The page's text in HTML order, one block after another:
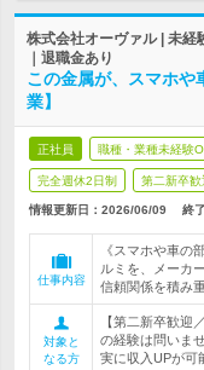
株式会社オーヴァル | 未経
｜退職金あり
この金属が、スマホ
業】
正社員 職種・業種未経験
完全週休2日制 第二新卒歓
情報更新日：2026/06/09 終
仕事内容
《スマホや車の
ルミを、メーカ
信頼関係を積み
対象と
なる方
【第二新卒歓迎
の経験は問いま
実に収入UPが可